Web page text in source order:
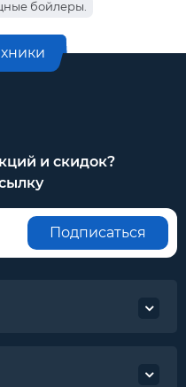
бойлеры.
и скидок?
Подписаться